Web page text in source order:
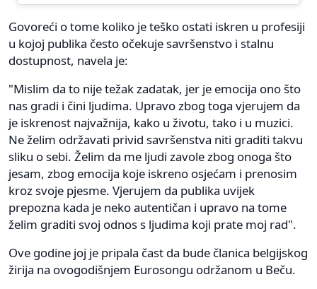
Govoreći o tome koliko je teško ostati iskren u profesiji
u kojoj publika često očekuje savršenstvo i stalnu
dostupnost, navela je:
"Mislim da to nije težak zadatak, jer je emocija ono što
nas gradi i čini ljudima. Upravo zbog toga vjerujem da
je iskrenost najvažnija, kako u životu, tako i u muzici.
Ne želim održavati privid savršenstva niti graditi takvu
sliku o sebi. Želim da me ljudi zavole zbog onoga što
jesam, zbog emocija koje iskreno osjećam i prenosim
kroz svoje pjesme. Vjerujem da publika uvijek
prepozna kada je neko autentičan i upravo na tome
želim graditi svoj odnos s ljudima koji prate moj rad".
Ove godine joj je pripala čast da bude članica belgijskog
žirija na ovogodišnjem Eurosongu održanom u Beču.